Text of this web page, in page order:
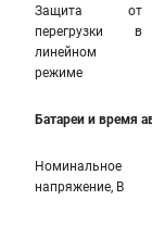
Защита от
перегрузки в
линейном
режиме
Батареи и время
Номинальное
напряжение, В